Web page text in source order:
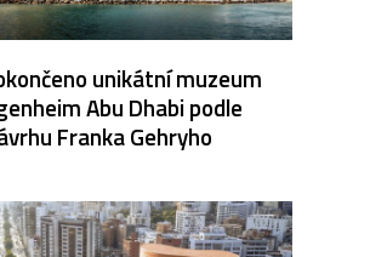
unikátní muzeum
Abu Dhabi podle
Franka Gehryho